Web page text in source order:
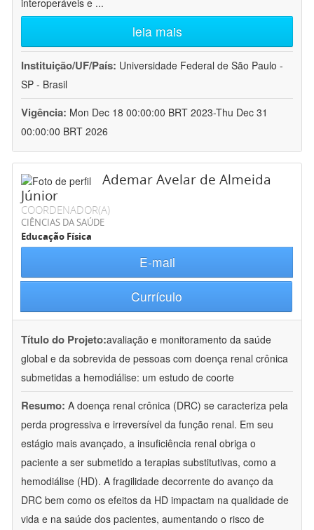
interoperáveis e ...
leia mais
Instituição/UF/País: Universidade Federal de São Paulo -
SP - Brasil
Vigência: Mon Dec 18 00:00:00 BRT 2023-Thu Dec 31
00:00:00 BRT 2026
Ademar Avelar de Almeida
Júnior
COORDENADOR(A)
CIÊNCIAS DA SAÚDE
Educação Física
E-mail
Currículo
Título do Projeto:avaliação e monitoramento da saúde
global e da sobrevida de pessoas com doença renal crônica
submetidas a hemodiálise: um estudo de coorte
Resumo: A doença renal crônica (DRC) se caracteriza pela
perda progressiva e irreversível da função renal. Em seu
estágio mais avançado, a insuficiência renal obriga o
paciente a ser submetido a terapias substitutivas, como a
hemodiálise (HD). A fragilidade decorrente do avanço da
DRC bem como os efeitos da HD impactam na qualidade de
vida e na saúde dos pacientes, aumentando o risco de